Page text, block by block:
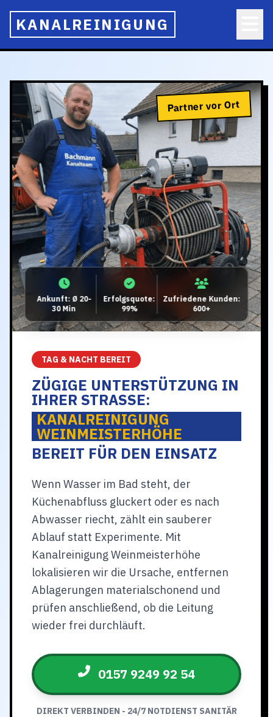
KANALREINIGUNG
Partner vor Ort
Ankunft: Ø 20-
30 Min
Erfolgsquote:
99%
Zufriedene Kunden:
600+
TAG & NACHT BEREIT
ZÜGIGE UNTERSTÜTZUNG IN
IHRER STRASSE:
KANALREINIGUNG
WEINMEISTERHÖHE
BEREIT FÜR DEN EINSATZ
Wenn Wasser im Bad steht, der
Küchenabfluss gluckert oder es nach
Abwasser riecht, zählt ein sauberer
Ablauf statt Experimente. Mit
Kanalreinigung Weinmeisterhöhe
lokalisieren wir die Ursache, entfernen
Ablagerungen materialschonend und
prüfen anschließend, ob die Leitung
wieder frei durchläuft.
0157 9249 92 54
DIREKT VERBINDEN - 24/7 NOTDIENST SANITÄR